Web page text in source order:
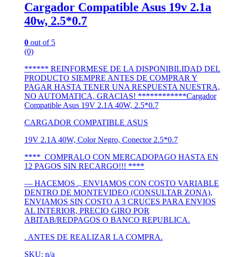
Cargador Compatible Asus 19v 2.1a
40w, 2.5*0.7
0 out of 5
(0)
****** REINFORMESE DE LA DISPONIBILIDAD DEL
PRODUCTO SIEMPRE ANTES DE COMPRAR Y
PAGAR HASTA TENER UNA RESPUESTA NUESTRA,
NO AUTOMATICA, GRACIAS! ************Cargador
Compatible Asus 19V 2.1A 40W, 2.5*0.7
CARGADOR COMPATIBLE ASUS
19V 2.1A 40W, Color Negro, Conector 2.5*0.7
**** COMPRALO CON MERCADOPAGO HASTA EN
12 PAGOS SIN RECARGO!!! ****
— HACEMOS ., ENVIAMOS CON COSTO VARIABLE
DENTRO DE MONTEVIDEO (CONSULTAR ZONA),
ENVIAMOS SIN COSTO A 3 CRUCES PARA ENVIOS
AL INTERIOR, PRECIO GIRO POR
ABITAB/REDPAGOS O BANCO REPUBLICA.
. ANTES DE REALIZAR LA COMPRA.
SKU: n/a